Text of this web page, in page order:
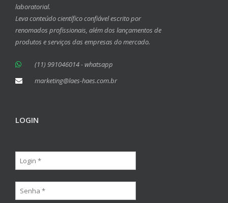
laboratorial.
Leva conteúdo científico confiável escrito por
renomados profissionais, além dos lançamentos de
produtos e serviços das empresas do mercado.
(11) 991046014 - whatsapp
marketing@laes-haes.com.br
LOGIN